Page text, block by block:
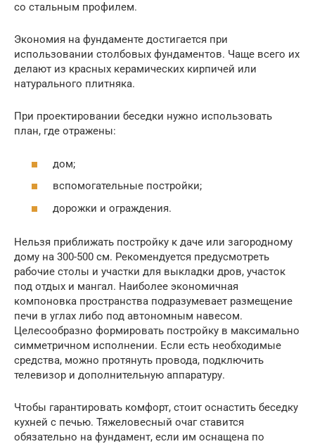
со стальным профилем.
Экономия на фундаменте достигается при
использовании столбовых фундаментов. Чаще всего их
делают из красных керамических кирпичей или
натурального плитняка.
При проектировании беседки нужно использовать
план, где отражены:
дом;
вспомогательные постройки;
дорожки и ограждения.
Нельзя приближать постройку к даче или загородному
дому на 300-500 см. Рекомендуется предусмотреть
рабочие столы и участки для выкладки дров, участок
под отдых и мангал. Наиболее экономичная
компоновка пространства подразумевает размещение
печи в углах либо под автономным навесом.
Целесообразно формировать постройку в максимально
симметричном исполнении. Если есть необходимые
средства, можно протянуть провода, подключить
телевизор и дополнительную аппаратуру.
Чтобы гарантировать комфорт, стоит оснастить беседку
кухней с печью. Тяжеловесный очаг ставится
обязательно на фундамент, если им оснащена по